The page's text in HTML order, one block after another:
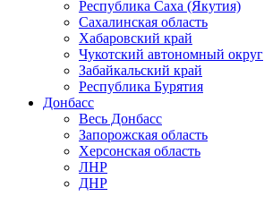
Республика Саха (Якутия)
Сахалинская область
Хабаровский край
Чукотский автономный округ
Забайкальский край
Республика Бурятия
Донбасс
Весь Донбасс
Запорожская область
Херсонская область
ЛНР
ДНР